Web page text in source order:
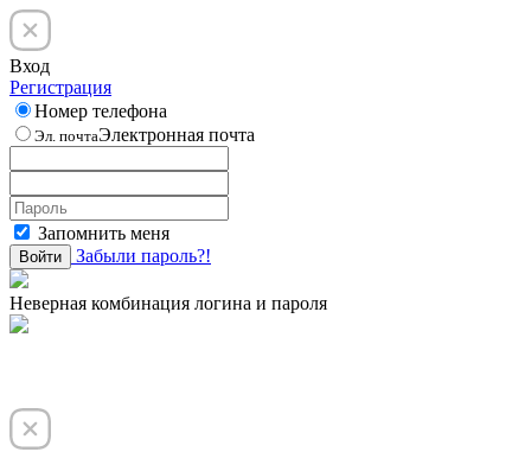
Вход
Регистрация
Номер телефона
Эл. почтаЭлектронная почта
Запомнить меня
Войти Забыли пароль?!
Неверная комбинация логина и пароля